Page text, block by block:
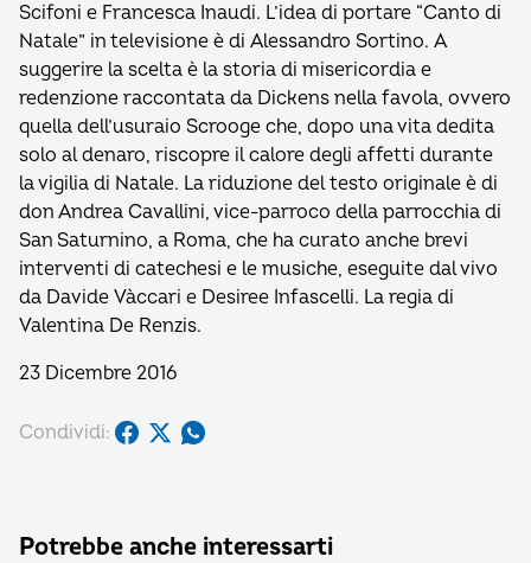
Scifoni e Francesca Inaudi. L’idea di portare “Canto di
Natale” in televisione è di Alessandro Sortino. A
suggerire la scelta è la storia di misericordia e
redenzione raccontata da Dickens nella favola, ovvero
quella dell’usuraio Scrooge che, dopo una vita dedita
solo al denaro, riscopre il calore degli affetti durante
la vigilia di Natale. La riduzione del testo originale è di
don Andrea Cavallini, vice-parroco della parrocchia di
San Saturnino, a Roma, che ha curato anche brevi
interventi di catechesi e le musiche, eseguite dal vivo
da Davide Vàccari e Desiree Infascelli. La regia di
Valentina De Renzis.
23 Dicembre 2016
Condividi:
Potrebbe anche interessarti